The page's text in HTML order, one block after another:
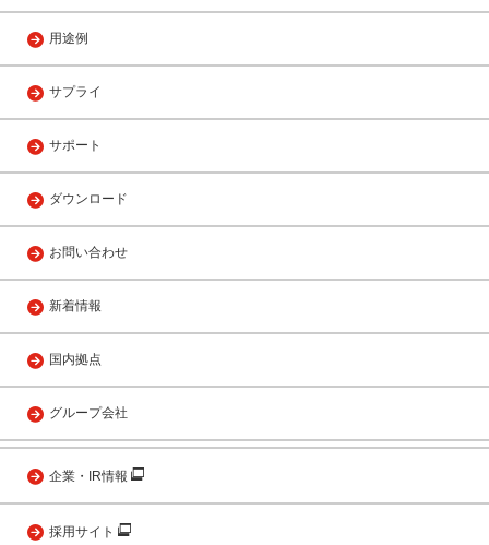
用途例
サプライ
サポート
ダウンロード
お問い合わせ
新着情報
国内拠点
グループ会社
企業・IR情報
採用サイト